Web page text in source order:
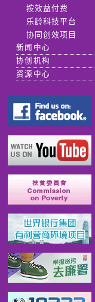
按效益付费
乐龄科技平台
协同创效项目
新闻中心
协创机构
资源中心